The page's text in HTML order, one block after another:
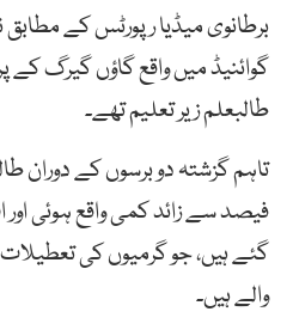
برطانوی میڈیا رپورٹس کے
طالبعلم زیر تعلیم تھے۔
فیصد سے زائد کمی واقع ہوئی
گئے ہیں، جو گرمیوں کی
والے ہیں۔